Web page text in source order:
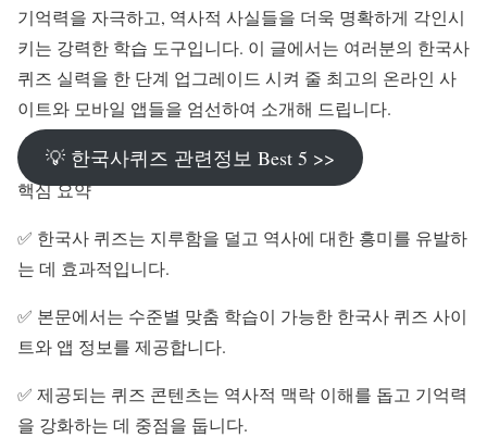
기억력을 자극하고, 역사적 사실들을 더욱 명확하게 각인시
키는 강력한 학습 도구입니다. 이 글에서는 여러분의 한국사
퀴즈 실력을 한 단계 업그레이드 시켜 줄 최고의 온라인 사
이트와 모바일 앱들을 엄선하여 소개해 드립니다.
💡 한국사퀴즈 관련정보 Best 5 >>
핵심 요약
✅ 한국사 퀴즈는 지루함을 덜고 역사에 대한 흥미를 유발하
는 데 효과적입니다.
✅ 본문에서는 수준별 맞춤 학습이 가능한 한국사 퀴즈 사이
트와 앱 정보를 제공합니다.
✅ 제공되는 퀴즈 콘텐츠는 역사적 맥락 이해를 돕고 기억력
을 강화하는 데 중점을 둡니다.